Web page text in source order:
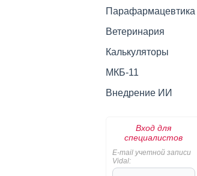
Парафармацевтика
Ветеринария
Калькуляторы
МКБ-11
Внедрение ИИ
Вход для
специалистов
E-mail учетной записи
Vidal: